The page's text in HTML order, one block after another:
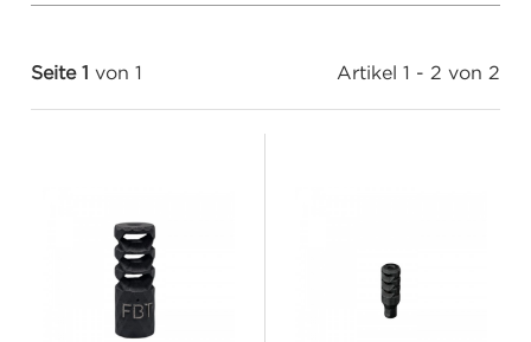
Seite 1 von 1 Artikel 1 - 2 von 2